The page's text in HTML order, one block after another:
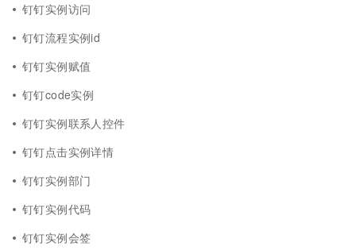
钉钉实例访问
钉钉流程实例id
钉钉实例赋值
钉钉code实例
钉钉实例联系人控件
钉钉点击实例详情
钉钉实例部门
钉钉实例代码
钉钉实例会签